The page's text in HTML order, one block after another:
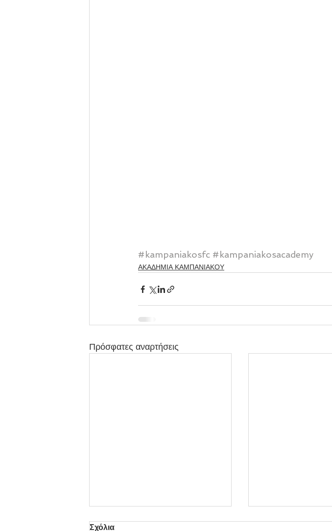
#kampaniakosfc #kampaniakosacademy
ΑΚΑΔΗΜΙΑ ΚΑΜΠΑΝΙΑΚΟΥ
Πρόσφατες αναρτήσεις
Σχόλια